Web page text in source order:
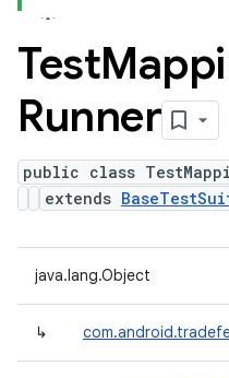
Test
Runner
public class
extends
java.lang.Object
↳